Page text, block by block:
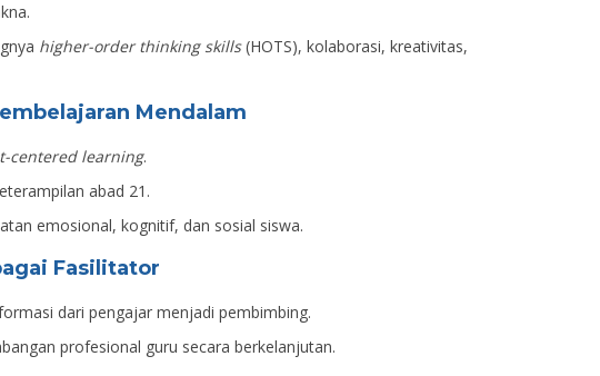
higher-order thinking skills(HOTS), kolaborasi, kreativitas,
Mendalam
centered learning.
abad 21.
emosional, kognitif, dan sosial siswa.
Fasilitator
dari pengajar menjadi pembimbing.
profesional guru secara berkelanjutan.